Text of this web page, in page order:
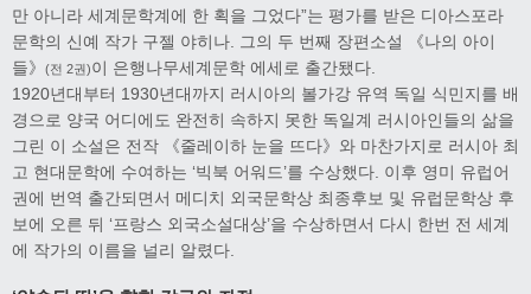
만 아니라 세계문학계에 한 획을 그었다”는 평가를 받은 디아스포라
문학의 신예 작가 구젤 야히나. 그의 두 번째 장편소설 《나의 아이
들》
(전 2권)이 은행나무세계문학 에세로 출간됐다.
1920년대부터 1930년대까지 러시아의 볼가강 유역 독일 식민지를 배
경으로 양국 어디에도 완전히 속하지 못한 독일계 러시아인들의 삶을
그린 이 소설은 전작 《줄레이하 눈을 뜨다》와 마찬가지로 러시아 최
고 현대문학에 수여하는 ‘빅북 어워드’를 수상했다. 이후 영미 유럽어
권에 번역 출간되면서 메디치 외국문학상 최종후보 및 유럽문학상 후
보에 오른 뒤 ‘프랑스 외국소설대상’을 수상하면서 다시 한번 전 세계
에 작가의 이름을 널리 알렸다.